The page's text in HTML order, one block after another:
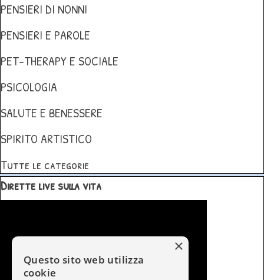
PENSIERI DI NONNI
PENSIERI E PAROLE
PET-THERAPY E SOCIALE
PSICOLOGIA
SALUTE E BENESSERE
SPIRITO ARTISTICO
Tutte le categorie
Salta blocco Dirette live sulla vita
Dirette live sulla vita
×
Questo sito web utilizza
cookie